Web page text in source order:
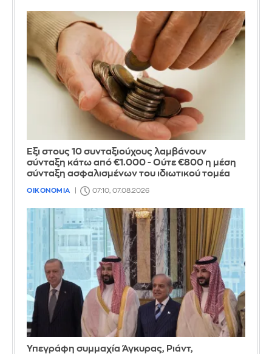
Έξι στους 10 συνταξιούχους λαμβάνουν
σύνταξη κάτω από €1.000 - Ούτε €800 η μέση
σύνταξη ασφαλισμένων του ιδιωτικού τομέα
ΟΙΚΟΝΟΜΙΑ 07:10, 07.08.2026
Υπεγράφη συμμαχία Άγκυρας, Ριάντ,